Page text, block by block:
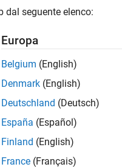
dal seguente elenco:
Europa
Belgium (English)
Denmark (English)
Deutschland (Deutsch)
España (Español)
Finland (English)
France (Français)